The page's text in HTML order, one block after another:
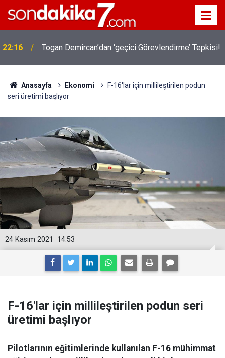
22:16 Togan Demircan’dan ‘geçici Görevlendirme’ Tepkisi!
Anasayfa Ekonomi
F-16'lar için millileştirilen podun
seri üretimi başlıyor
14:53
24 Kasım 2021
F-16'lar için millileştirilen podun seri
üretimi başlıyor
Pilotlarının eğitimlerinde kullanılan F-16 mühimmat